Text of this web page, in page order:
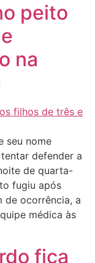
peito
na
seu nome
defender a
de quarta-
fugiu após
de ocorrência, a
médica às
fica